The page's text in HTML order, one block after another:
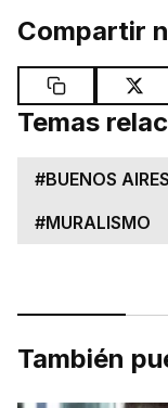
Compartir
Temas
#BUENOS AIRES
#MURALISMO
También